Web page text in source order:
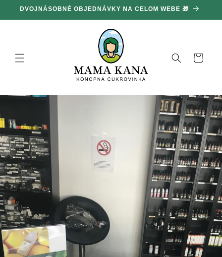
a prejsť
na obsah
DVOJNÁSOBNÉ OBJEDNÁVKY NA CELOM WEBE 🎁
Košík